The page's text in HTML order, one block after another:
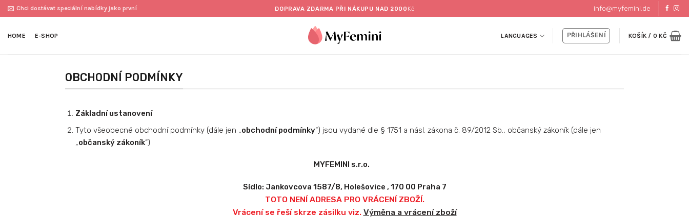
Přeskočit
na
Chci dostávat speciální nabídky jako první DOPRAVA ZDARMA PŘI NÁKUPU NAD 2000 Kč info@myfemini.de
HOME E-SHOP LANGUAGES PŘIHLÁŠENÍ KOŠÍK / 0KČ
OBCHODNÍ PODMÍNKY
Základní ustanovení
Tyto všeobecné obchodní podmínky (dále jen „obchodní podmínky“) jsou vydané dle § 1751 a násl. zákona č. 89/2012 Sb., občanský zákoník (dále jen
„občanský zákoník“)
MYFEMINI s.r.o.
Sídlo: Jankovcova 1587/8, Holešovice , 170 00 Praha 7
TOTO NENÍ ADRESA PRO VRÁCENÍ ZBOŽÍ.
Vrácení se řeší skrze zásilku viz. Výměna a vrácení zboží